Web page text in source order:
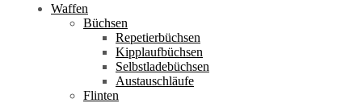
Waffen
Büchsen
Repetierbüchsen
Kipplaufbüchsen
Selbstladebüchsen
Austauschläufe
Flinten